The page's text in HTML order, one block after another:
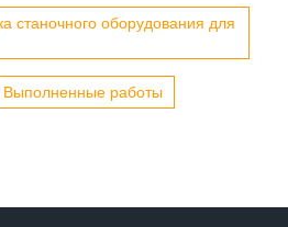
станочного оборудования для
Выполненные работы